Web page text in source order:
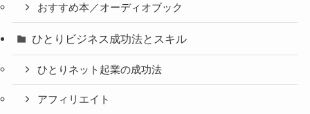
おすすめ本／オーディオブック
ひとりビジネス成功法とスキル
ひとりネット起業の成功法
アフィリエイト